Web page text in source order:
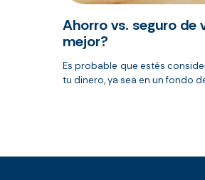
Ahorro vs. seguro de
mejor?
Es probable que estés
tu dinero, ya sea en un fondo